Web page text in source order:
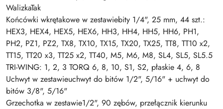
WalizkaTak
Końcówki wkrętakowe w zestawiebity 1/4", 25 mm, 44 szt.:
HEX3, HEX4, HEX5, HEX6, HH3, HH4, HH5, HH6, PH1,
PH2, PZ1, PZ2, TX8, TX10, TX15, TX20, TX25, TT8, TT10 x2,
TT15, TT20 x3, TT25 x2, TT40, M5, M6, M8, SL4, SL5, SL5.5
TRI-WING: 1, 2, 3 TORQ 6, 8, 10, S1, S2, płaskie 4, 6, 8
Uchwyt w zestawieuchwyt do bitów 1/2", 5/16" + uchwyt do
bitów 3/8", 5/16"
Grzechotka w zestawie1/2", 90 zębów, przełącznik kierunku